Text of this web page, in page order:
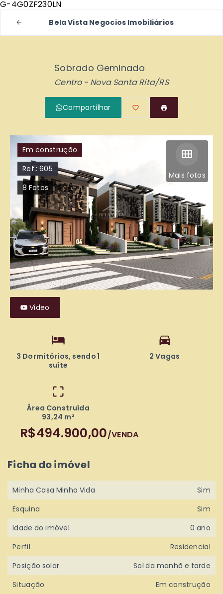
G-4G0ZF230LN
Bela Vista Negocios Imobiliários
Sobrado Geminado
Centro - Nova Santa Rita/RS
Compartilhar
Mais fotos
Em construção
Ref.:605
8 Fotos
Video
3 Dormitórios, sendo 1
suíte
2 Vagas
Área Construída
93,24 m²
R$494.900,00/VENDA
Ficha do imóvel
Minha Casa Minha Vida
Sim
Esquina
Sim
Idade do imóvel
0 ano
Perfil
Residencial
Posição solar
Sol da manhã e tarde
Situação
Em construção